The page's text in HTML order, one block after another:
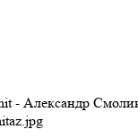
- Александр